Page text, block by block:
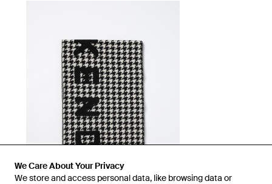
We Care About Your Privacy
We store and access personal data, like browsing data or